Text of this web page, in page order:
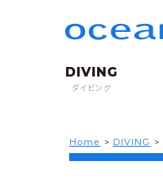
ダイビング
Home > DIVING >